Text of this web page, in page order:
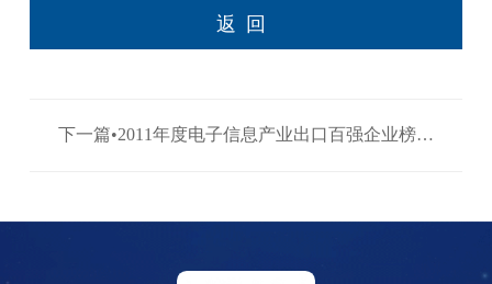
返回
下一篇•2011年度电子信息产业出口百强企业榜单